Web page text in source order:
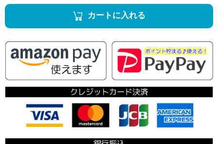
カートに入れる